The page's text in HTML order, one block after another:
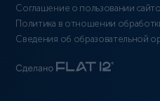
Соглашение о пользовании
Политика в отношении
Сведения об образовательной